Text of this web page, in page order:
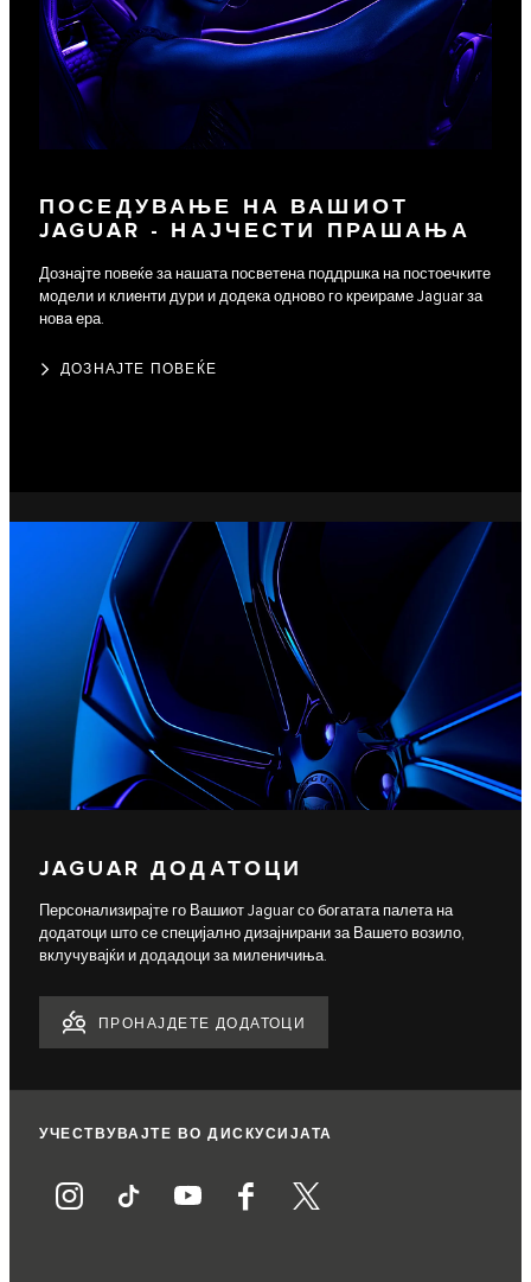
ПОСЕДУВАЊЕ НА ВАШИОТ
JAGUAR - НАЈЧЕСТИ ПРАШАЊА
Дознајте повеќе за нашата посветена поддршка на постоечките
модели и клиенти дури и додека одново го креираме Jaguar за
нова ера.
ДОЗНАЈТЕ ПОВЕЌЕ
JAGUAR ДОДАТОЦИ
Персонализирајте го Вашиот Jaguar со богатата палета на
додатоци што се специјално дизајнирани за Вашето возило,
вклучувајќи и додадоци за миленичиња.
ПРОНАЈДЕТЕ ДОДАТОЦИ
УЧЕСТВУВАЈТЕ ВО ДИСКУСИЈАТА